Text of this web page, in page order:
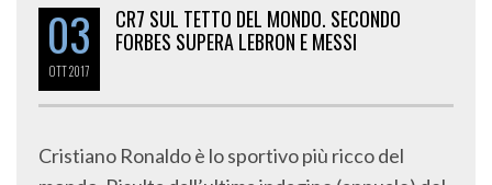
03
OTT2017
CR7 SUL TETTO DEL MONDO. SECONDO
FORBES SUPERA LEBRON E MESSI
Cristiano Ronaldo è lo sportivo più ricco del